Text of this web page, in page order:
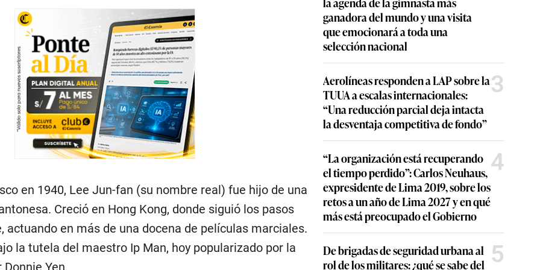
en 1940, Lee Jun-fan (su nombre real) fue hijo de una
Creció en Hong Kong, donde siguió los pasos
actuando en más de una docena de películas marciales.
la tutela del maestro Ip Man, hoy popularizado por la
Yen.
ganadora del mundo y una visita
que emocionará a toda una
selección nacional
Aerolíneas responden a LAP sobre la
TUUA a escalas internacionales:
“Una reducción parcial deja intacta
la desventaja competitiva de fondo”
3
“La organización está recuperando
el tiempo perdido”: Carlos Neuhaus,
expresidente de Lima 2019, sobre los
retos a un año de Lima 2027 y en qué
más está preocupado el Gobierno
4
De brigadas de seguridad urbana al
rol de los militares: ¿qué se sabe del 5